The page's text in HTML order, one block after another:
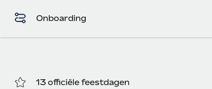
Onboarding
13 officiële feestdagen